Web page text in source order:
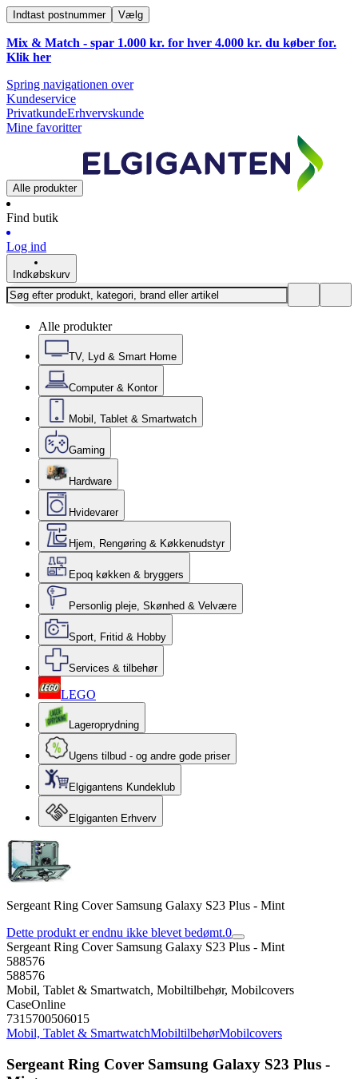
Indtast postnummer Vælg
Mix & Match - spar 1.000 kr. for hver 4.000 kr. du køber for.
Klik her
Spring navigationen over
Kundeservice
PrivatkundeErhvervskunde
Mine favoritter
Alle produkter
Find butik
Log ind
Indkøbskurv
Alle produkter
TV, Lyd & Smart Home
Computer & Kontor
Mobil, Tablet & Smartwatch
Gaming
Hardware
Hvidevarer
Hjem, Rengøring & Køkkenudstyr
Epoq køkken & bryggers
Personlig pleje, Skønhed & Velvære
Sport, Fritid & Hobby
Services & tilbehør
LEGO
Lageroprydning
Ugens tilbud - og andre gode priser
Elgigantens Kundeklub
Elgiganten Erhverv
Sergeant Ring Cover Samsung Galaxy S23 Plus - Mint
Dette produkt er endnu ikke blevet bedømt.0
Sergeant Ring Cover Samsung Galaxy S23 Plus - Mint
588576
588576
Mobil, Tablet & Smartwatch, Mobiltilbehør, Mobilcovers
CaseOnline
7315700506015
Mobil, Tablet & SmartwatchMobiltilbehørMobilcovers
Sergeant Ring Cover Samsung Galaxy S23 Plus -